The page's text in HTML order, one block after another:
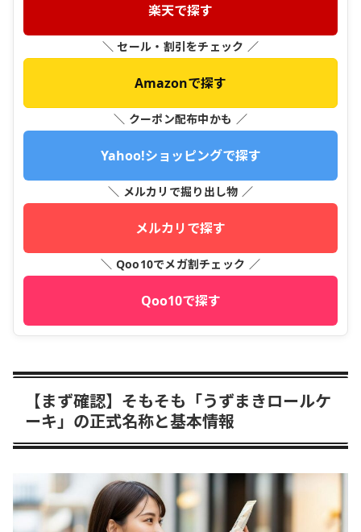
楽天で探す
＼ セール・割引をチェック ／
Amazonで探す
＼ クーポン配布中かも ／
Yahoo!ショッピングで探す
＼ メルカリで掘り出し物 ／
メルカリで探す
＼ Qoo10でメガ割チェック ／
Qoo10で探す
【まず確認】そもそも「うずまきロールケ
ーキ」の正式名称と基本情報